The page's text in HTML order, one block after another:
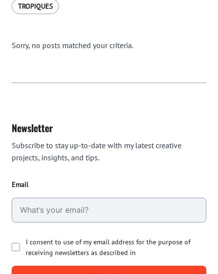
TROPIQUES
Sorry, no posts matched your criteria.
Newsletter
Subscribe to stay up-to-date with my latest creative
projects, insights, and tips.
Email
I consent to use of my email address for the purpose of
receiving newsletters as described in